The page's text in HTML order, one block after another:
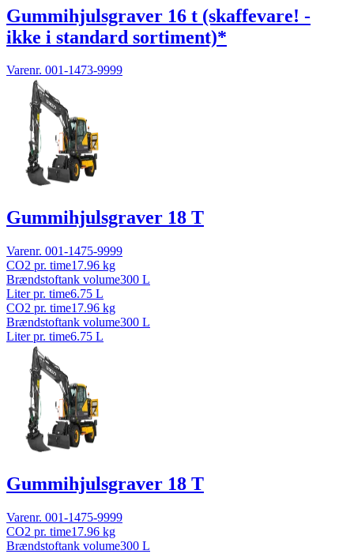
Gummihjulsgraver 16 t (skaffevare! -
ikke i standard sortiment)*
Varenr. 001-1473-9999
Gummihjulsgraver 18 T
Varenr. 001-1475-9999
CO2 pr. time17.96 kg
Brændstoftank volume300 L
Liter pr. time6.75 L
CO2 pr. time17.96 kg
Brændstoftank volume300 L
Liter pr. time6.75 L
Gummihjulsgraver 18 T
Varenr. 001-1475-9999
CO2 pr. time17.96 kg
Brændstoftank volume300 L